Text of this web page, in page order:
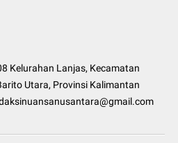
Kelurahan Lanjas, Kecamatan
Utara, Provinsi Kalimantan